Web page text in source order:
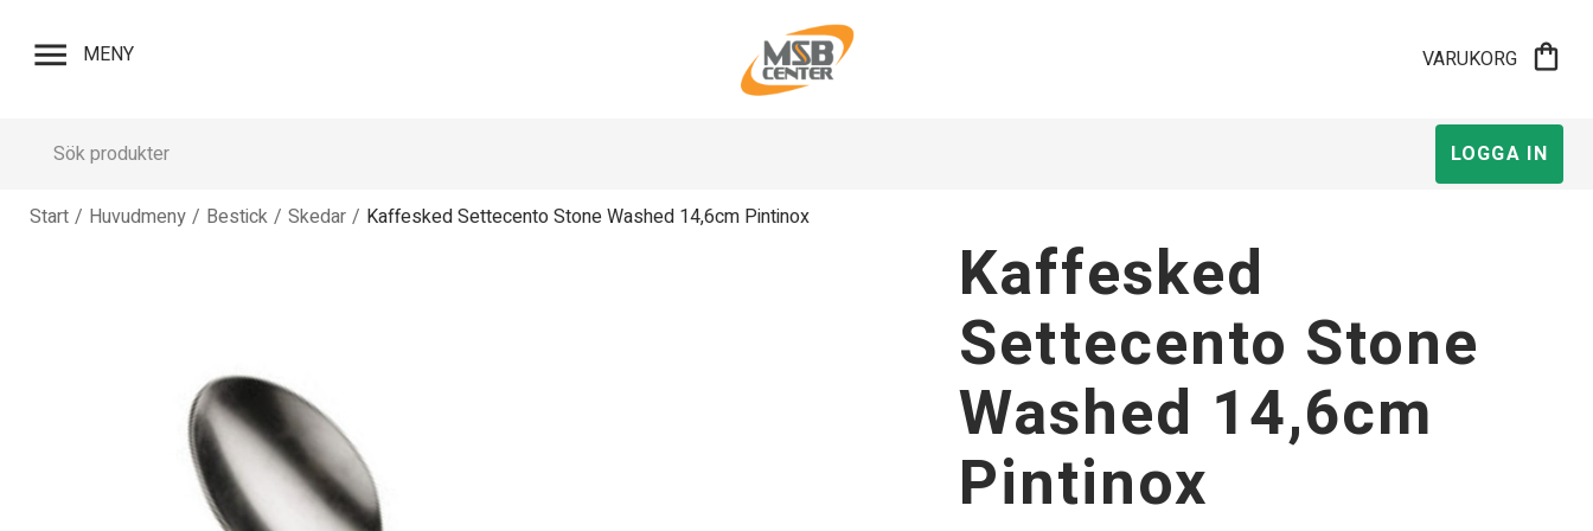
menu MENY VARUKORG shopping_bag
LOGGA IN
Start / Huvudmeny / Bestick / Skedar / Kaffesked Settecento Stone Washed 14,6cm Pintinox
Kaffesked
Settecento Stone
Washed 14,6cm
Pintinox